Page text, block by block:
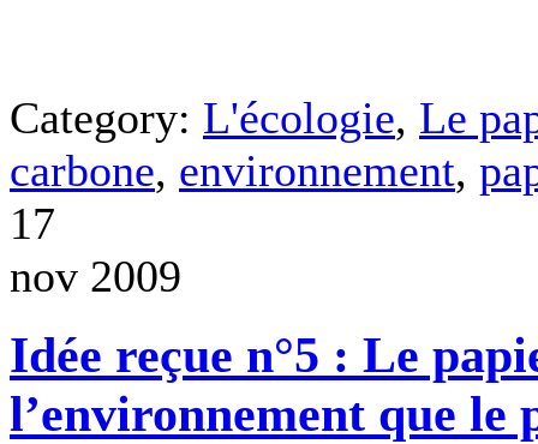
Category: L'écologie, Le
carbone, environnement,
17
nov 2009
Idée reçue n°5 : Le
l’environnement que le